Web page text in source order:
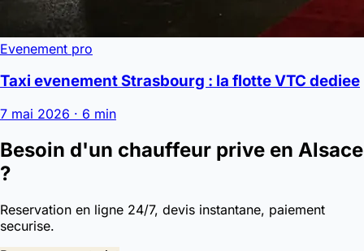
Evenement pro
Taxi evenement Strasbourg : la flotte VTC dediee
7 mai 2026 · 6 min
Besoin d'un chauffeur prive en Alsace
?
Reservation en ligne 24/7, devis instantane, paiement
securise.